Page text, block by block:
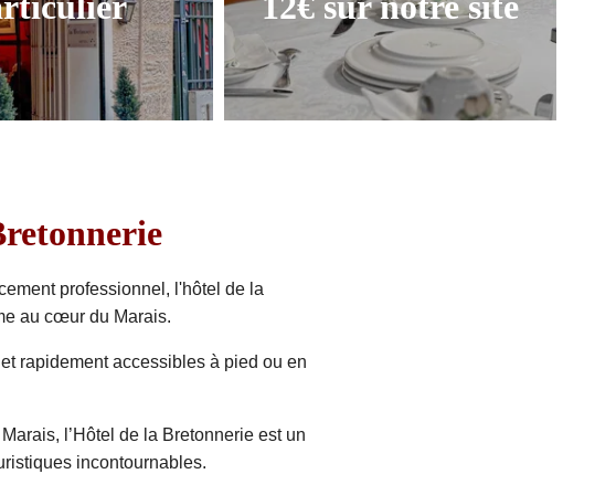
au coeur de Paris
La meilleur façon de
commencer la journée
professionnel, l'hôtel de la
au cœur du Marais.
rapidement accessibles à pied ou en
l’Hôtel de la Bretonnerie est un
incontournables.